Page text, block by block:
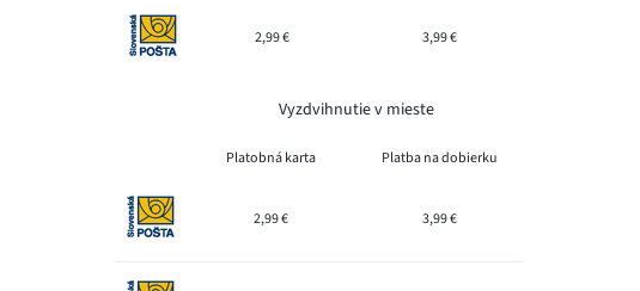
2,99 € 3,99 €
Vyzdvihnutie v mieste
Platobná karta Platba na dobierku
2,99 € 3,99 €